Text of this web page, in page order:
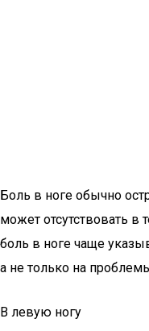
Боль в ноге обычно
может отсутствовать в
боль в ноге чаще
а не только на
В левую ногу